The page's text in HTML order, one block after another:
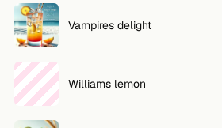
Vampires delight
Williams lemon